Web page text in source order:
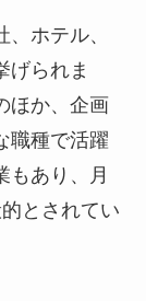
ホテル、
げられま
ほか、企画
職種で活躍
もあり、月
とされてい